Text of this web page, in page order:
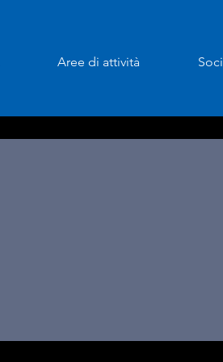
Aree di attività Soci